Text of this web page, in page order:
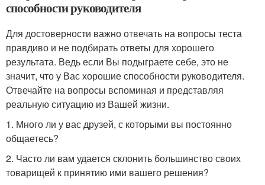
способности руководителя
Для достоверности важно отвечать на вопросы теста
правдиво и не подбирать ответы для хорошего
результата. Ведь если Вы подыграете себе, это не
значит, что у Вас хорошие способности руководителя.
Отвечайте на вопросы вспоминая и представляя
реальную ситуацию из Вашей жизни.
1. Много ли у вас друзей, с которыми вы постоянно
общаетесь?
2. Часто ли вам удается склонить большинство своих
товарищей к принятию ими вашего решения?